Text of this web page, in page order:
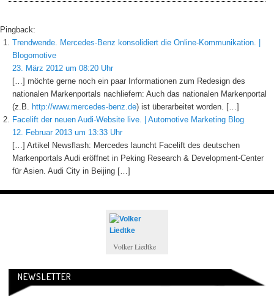
Pingback:
Trendwende. Mercedes-Benz konsolidiert die Online-Kommunikation. |
Blogomotive
23. März 2012 um 08:20 Uhr
[…] möchte gerne noch ein paar Informationen zum Redesign des
nationalen Markenportals nachliefern: Auch das nationalen Markenportal
(z.B.
http://www.mercedes-benz.de) ist überarbeitet worden. […]
Facelift der neuen Audi-Website live. | Automotive Marketing Blog
12. Februar 2013 um 13:33 Uhr
[…] Artikel Newsflash: Mercedes launcht Facelift des deutschen
Markenportals Audi eröffnet in Peking Research & Development-Center
für Asien. Audi City in Beijing […]
Volker Liedtke
NEWSLETTER